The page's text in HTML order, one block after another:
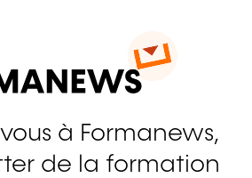
à Formanews,
de la formation